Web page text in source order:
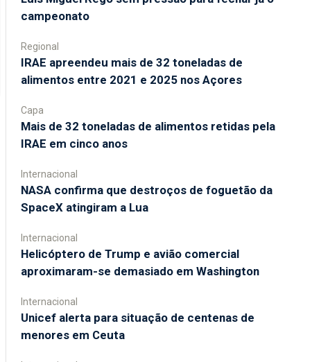
campeonato
Regional
IRAE apreendeu mais de 32 toneladas de
alimentos entre 2021 e 2025 nos Açores
Capa
Mais de 32 toneladas de alimentos retidas pela
IRAE em cinco anos
Internacional
NASA confirma que destroços de foguetão da
SpaceX atingiram a Lua
Internacional
Helicóptero de Trump e avião comercial
aproximaram-se demasiado em Washington
Internacional
Unicef alerta para situação de centenas de
menores em Ceuta